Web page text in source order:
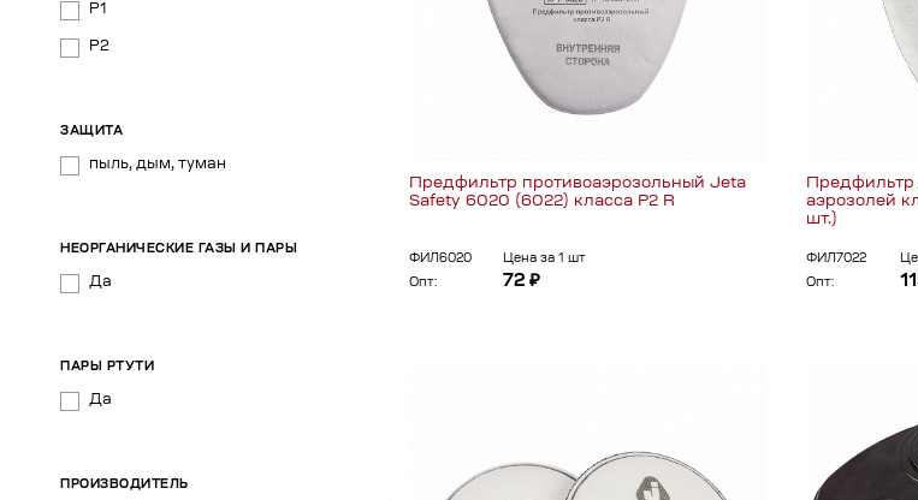
Р1
Р2
ЗАЩИТА
пыль, дым, туман
НЕОРГАНИЧЕСКИЕ ГАЗЫ И ПАРЫ
Да
ПАРЫ РТУТИ
Да
ПРОИЗВОДИТЕЛЬ
Предфильтр противоаэрозольный Jeta
Safety 6020 (6022) класса P2 R
ФИЛ6020
Цена за 1 шт
Опт:
72 ₽
Предфильтр
аэрозолей
шт.)
ФИЛ7022
Опт: